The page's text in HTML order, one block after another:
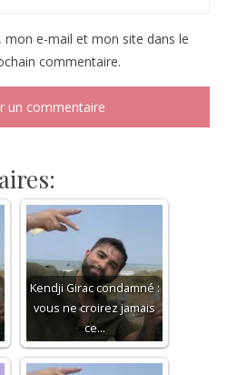
mon e-mail et mon site dans le
commentaire.
Kendji Girac condamné :
vous ne croirez jamais
ce…